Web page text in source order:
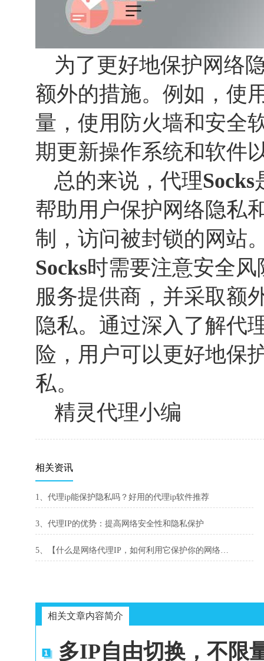
为了更好地保护网络
额外的措施。例如，使
量，使用防火墙和安全
期更新操作系统和软件
总的来说，代理Socks
帮助用户保护网络隐私
制，访问被封锁的网站
Socks时需要注意安全
服务提供商，并采取额
隐私。通过深入了解代
险，用户可以更好地保
私。
精灵代理小编
相关资讯
1、代理ip能保护隐私吗？好用的代理ip软件推荐
3、代理IP的优势：提高网络安全性和隐私保护
5、【什么是网络代理IP，如何利用它保护你的网络安全】
相关文章内容简介
多IP自由切换，不限